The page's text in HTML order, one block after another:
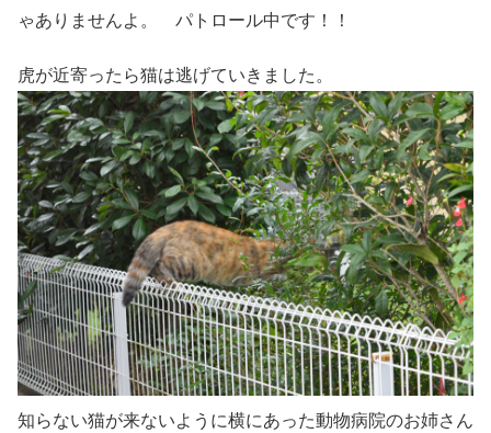
ゃありませんよ。 パトロール中です！！
虎が近寄ったら猫は逃げていきました。
知らない猫が来ないように横にあった動物病院のお姉さん